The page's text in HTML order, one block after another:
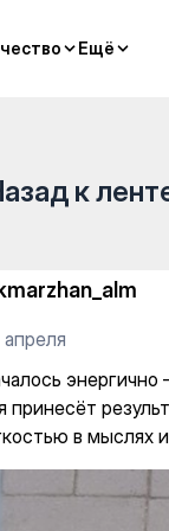
Ещё
Ещё
— Gym
к
апреля
принесёт
в мыслях